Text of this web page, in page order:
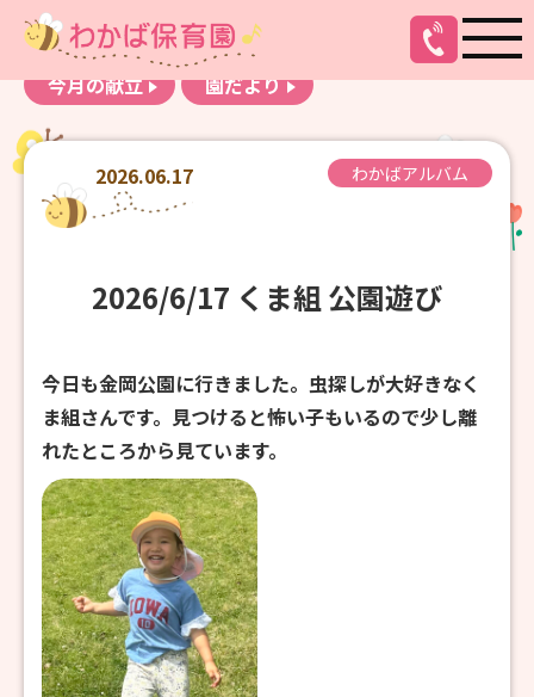
お知らせ
わかばアルバム
今月の献立
園だより
2026.06.17 わかばアルバム
2026/6/17 くま組 公園遊び
今日も金岡公園に行きました。虫探しが大好きなく
ま組さんです。見つけると怖い子もいるので少し離
れたところから見ています。